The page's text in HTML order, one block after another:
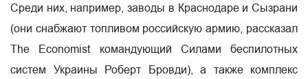
Среди них, например, заводы в Краснодаре и Сызрани
(они снабжают топливом российскую армию, рассказал
The Economist командующий Силами беспилотных
систем Украины Роберт Бровди), а также комплекс